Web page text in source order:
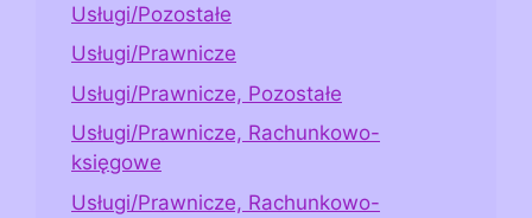
Usługi/Pozostałe
Usługi/Prawnicze
Usługi/Prawnicze, Pozostałe
Usługi/Prawnicze, Rachunkowo-
księgowe
Usługi/Prawnicze, Rachunkowo-